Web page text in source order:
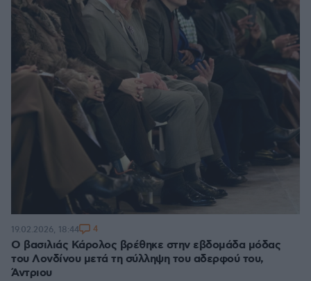
Ο βασιλιάς Κάρολος βρέθηκε στην εβδομάδα μόδας
του Λονδίνου μετά τη σύλληψη του αδερφού του,
Άντριου
19.02.2026, 18:44 4